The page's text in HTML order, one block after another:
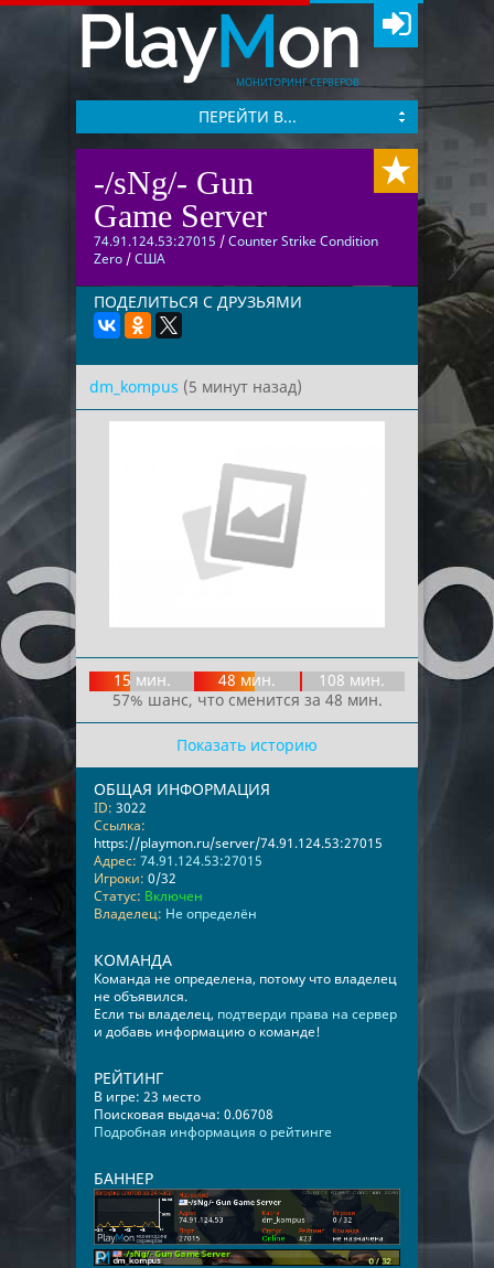
PlayMon
МОНИТОРИНГ СЕРВЕРОВ
ПЕРЕЙТИ В...
-/sNg/- Gun
Game Server
74.91.124.53:27015 /Counter Strike Condition
Zero /США
ПОДЕЛИТЬСЯ С ДРУЗЬЯМИ
dm_kompus (5 минут назад)
15 мин. 48 мин.
108 мин.
57% шанс, что сменится за 48 мин.
Показать историю
ОБЩАЯ ИНФОРМАЦИЯ
ID: 3022
Ссылка:
https://playmon.ru/server/74.91.124.53:27015
Адрес: 74.91.124.53:27015
Игроки: 0/32
Статус: Включен
Владелец: Не определён
КОМАНДА
Команда не определена, потому что владелец
не объявился.
Если ты владелец, подтверди права на сервер
и добавь информацию о команде!
РЕЙТИНГ
В игре: 23 место
Поисковая выдача: 0.06708
Подробная информация о рейтинге
БАННЕР